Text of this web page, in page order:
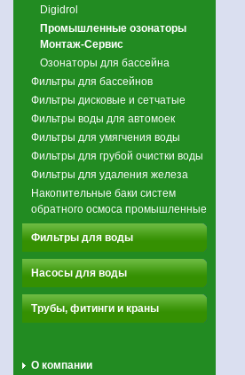
Digidrol
Промышленные озонаторы
Монтаж-Сервис
Озонаторы для бассейна
Фильтры для бассейнов
Фильтры дисковые и сетчатые
Фильтры воды для автомоек
Фильтры для умягчения воды
Фильтры для грубой очистки воды
Фильтры для удаления железа
Накопительные баки систем
обратного осмоса промышленные
Фильтры для воды
Насосы для воды
Трубы, фитинги и краны
О компании